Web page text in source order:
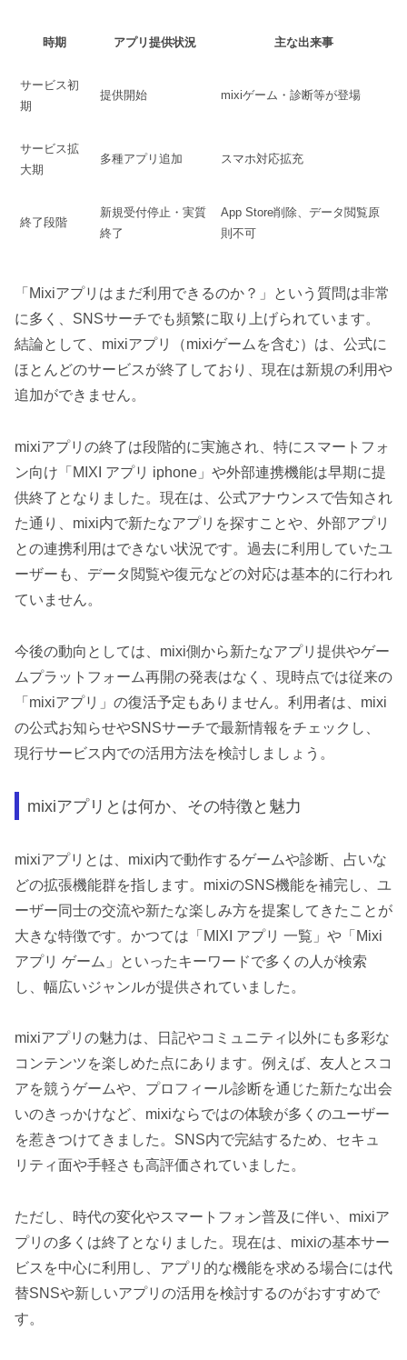
時期 アプリ提供状況 主な出来事
サービス初
期
提供開始 mixiゲーム・診断等が登場
サービス拡
大期
多種アプリ追加 スマホ対応拡充
終了段階
新規受付停止・実質
終了
App Store削除、データ閲覧原
則不可
「Mixiアプリはまだ利用できるのか？」という質問は非常
に多く、SNSサーチでも頻繁に取り上げられています。
結論として、mixiアプリ（mixiゲームを含む）は、公式に
ほとんどのサービスが終了しており、現在は新規の利用や
追加ができません。
mixiアプリの終了は段階的に実施され、特にスマートフォ
ン向け「MIXI アプリ iphone」や外部連携機能は早期に提
供終了となりました。現在は、公式アナウンスで告知され
た通り、mixi内で新たなアプリを探すことや、外部アプリ
との連携利用はできない状況です。過去に利用していたユ
ーザーも、データ閲覧や復元などの対応は基本的に行われ
ていません。
今後の動向としては、mixi側から新たなアプリ提供やゲー
ムプラットフォーム再開の発表はなく、現時点では従来の
「mixiアプリ」の復活予定もありません。利用者は、mixi
の公式お知らせやSNSサーチで最新情報をチェックし、
現行サービス内での活用方法を検討しましょう。
mixiアプリとは何か、その特徴と魅力
mixiアプリとは、mixi内で動作するゲームや診断、占いな
どの拡張機能群を指します。mixiのSNS機能を補完し、ユ
ーザー同士の交流や新たな楽しみ方を提案してきたことが
大きな特徴です。かつては「MIXI アプリ 一覧」や「Mixi
アプリ ゲーム」といったキーワードで多くの人が検索
し、幅広いジャンルが提供されていました。
mixiアプリの魅力は、日記やコミュニティ以外にも多彩な
コンテンツを楽しめた点にあります。例えば、友人とスコ
アを競うゲームや、プロフィール診断を通じた新たな出会
いのきっかけなど、mixiならではの体験が多くのユーザー
を惹きつけてきました。SNS内で完結するため、セキュ
リティ面や手軽さも高評価されていました。
ただし、時代の変化やスマートフォン普及に伴い、mixiア
プリの多くは終了となりました。現在は、mixiの基本サー
ビスを中心に利用し、アプリ的な機能を求める場合には代
替SNSや新しいアプリの活用を検討するのがおすすめで
す。